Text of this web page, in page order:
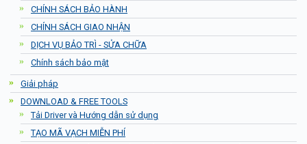
CHÍNH SÁCH BẢO HÀNH
CHÍNH SÁCH GIAO NHẬN
DỊCH VỤ BẢO TRÌ - SỬA CHỮA
Chính sách bảo mật
Giải pháp
DOWNLOAD & FREE TOOLS
Tải Driver và Hướng dẫn sử dụng
TẠO MÃ VẠCH MIỄN PHÍ